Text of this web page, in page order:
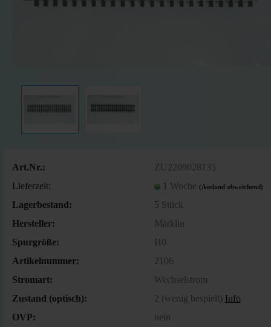
Art.Nr.:
ZU2209028135
Lieferzeit:
1 Woche (Ausland abweichend)
Lagerbestand: 5 Stück
Hersteller:
Märklin
Spurgröße:
H0
Artikelnummer:
2106
Stromart:
Wechselstrom
Zustand (optisch):
2 (wenig bespielt) Info
OVP:
nein